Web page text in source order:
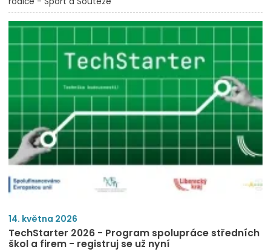
14. května 2026
TechStarter 2026 - Program spolupráce středních
škol a firem - registruj se už nyní